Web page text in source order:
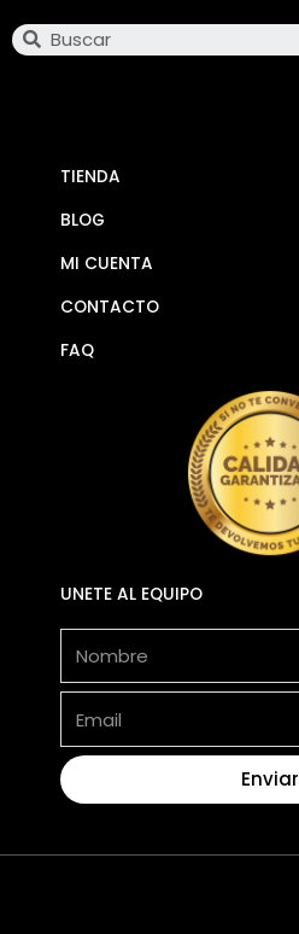
TIENDA
BLOG
MI CUENTA
CONTACTO
FAQ
UNETE AL EQUIPO
Enviar